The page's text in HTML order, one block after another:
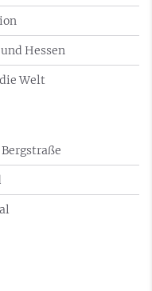
Hessen
Welt